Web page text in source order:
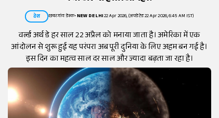
देश खबरगांव डेस्क•NEW DELHI22 Apr 2026, (अपडेटेड 22 Apr 2026, 6:45 AM IST)
वर्ल्ड अर्थ डे हर साल 22 अप्रैल को मनाया जाता है। अमेरिका में एक
आंदोलन से शुरू हुई यह परंपरा अब पूरी दुनिया के लिए अहम बन गई है।
इस दिन का महत्व साल दर साल और ज्यादा बढ़ता जा रहा है।